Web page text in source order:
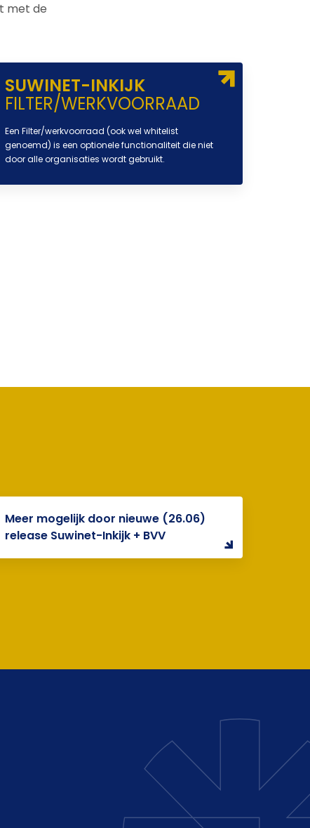
met de
SUWINET-INKIJK
FILTER/WERKVOORRAAD
Een Filter/werkvoorraad (ook wel whitelist
genoemd) is een optionele functionaliteit die niet
door alle organisaties wordt gebruikt.
Meer mogelijk door nieuwe (26.06)
release Suwinet-Inkijk + BVV